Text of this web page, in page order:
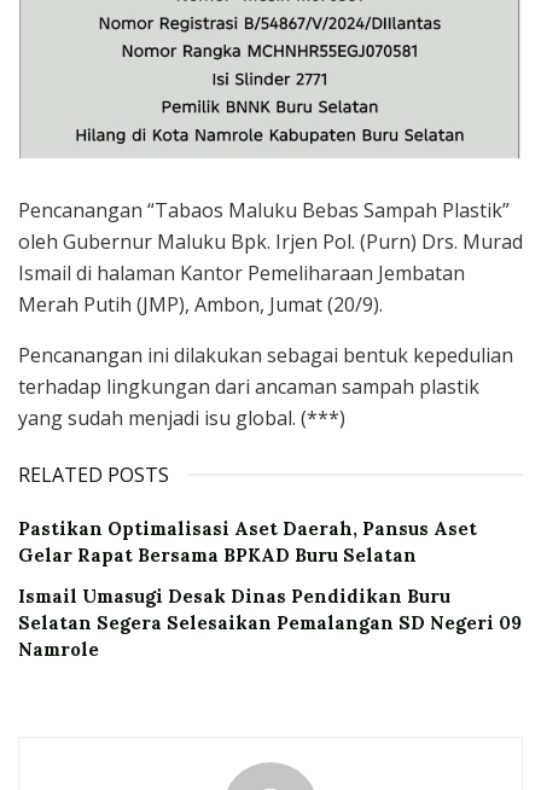
Pencanangan “Tabaos Maluku Bebas Sampah Plastik”
oleh Gubernur Maluku Bpk. Irjen Pol. (Purn) Drs. Murad
Ismail di halaman Kantor Pemeliharaan Jembatan
Merah Putih (JMP), Ambon, Jumat (20/9).
Pencanangan ini dilakukan sebagai bentuk kepedulian
terhadap lingkungan dari ancaman sampah plastik
yang sudah menjadi isu global. (***)
RELATED POSTS
Pastikan Optimalisasi Aset Daerah, Pansus Aset
Gelar Rapat Bersama BPKAD Buru Selatan
Ismail Umasugi Desak Dinas Pendidikan Buru
Selatan Segera Selesaikan Pemalangan SD Negeri 09
Namrole